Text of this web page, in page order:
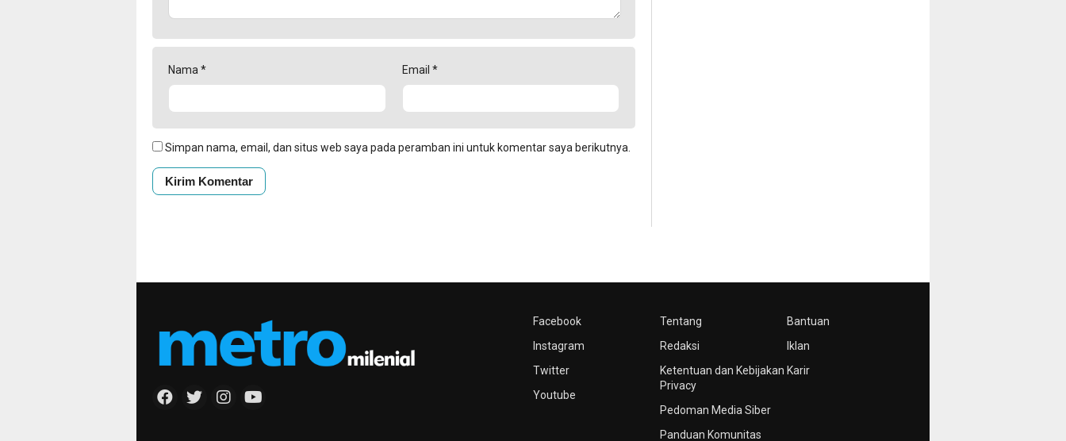
Nama * Email *
Simpan nama, email, dan situs web saya pada peramban ini untuk komentar saya berikutnya.
Facebook
Instagram
Twitter
Youtube
Tentang
Redaksi
Ketentuan dan Kebijakan
Privacy
Pedoman Media Siber
Panduan Komunitas
Bantuan
Iklan
Karir